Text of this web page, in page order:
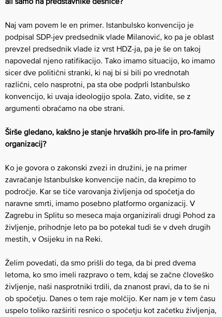
Naj vam povem le en primer. Istanbulsko konvencijo je
podpisal SDP-jev predsednik vlade Milanović, ko pa je oblast
prevzel predsednik vlade iz vrst HDZ-ja, pa je še on takoj
napovedal njeno ratifikacijo. Tako imamo situacijo, ko imamo
sicer dve politični stranki, ki naj bi si bili po vrednotah
različni, celo nasprotni, pa sta obe podprli Istanbulsko
konvencijo, ki uvaja ideologijo spola. Zato, vidite, se z
argumenti obračamo na obe strani.
Širše gledano, kakšno je stanje hrvaških pro-life in pro-family
organizacij?
Ko je govora o zakonski zvezi in družini, je na primer
zavračanje Istanbulske konvencije način, da krepimo to
področje. Kar se tiče varovanja življenja od spočetja do
naravne smrti, imamo posebno platformo organizacij. V
Zagrebu in Splitu so meseca maja organizirali drugi Pohod za
življenje, prihodnje leto pa bo potekal tudi še v dveh drugih
mestih, v Osijeku in na Reki.
Želim povedati, da smo prišli do tega, da bi pred dvema
letoma, ko smo imeli razpravo o tem, kdaj se začne človeško
življenje, naši nasprotniki trdili, da znanost pravi, da to še ni
ob spočetju. Danes o tem raje molčijo. Ker nam je v tem času
uspelo toliko razširiti resnico o spočetju kot začetku življenja,